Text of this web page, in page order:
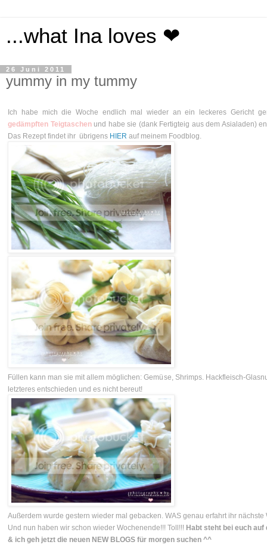
...what Ina loves ❤
26 Juni 2011
yummy in my tummy
Ich habe mich die Woche endlich mal wieder an ein leckeres Gericht
gedämpften Teigtaschenund habe sie (dank Fertigteig aus dem Asialaden)
Das Rezept findet ihr übrigens HIER auf meinem Foodblog.
Füllen kann man sie mit allem möglichen: Gemüse, Shrimps. Hackfleisch-
letzteres entschieden und es nicht bereut!
Außerdem wurde gestern wieder mal gebacken. WAS genau erfahrt ihr
Und nun haben wir schon wieder Wochenende!!! Toll!!! Habt steht bei euch auf
& ich geh jetzt die neuen NEW BLOGS für morgen suchen ^^